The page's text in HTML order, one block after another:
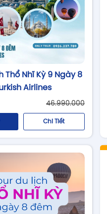
Thổ Nhĩ Kỳ 9 Ngày 8
Airlines
46.990.000
Chi Tiết